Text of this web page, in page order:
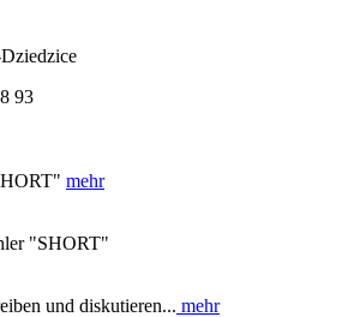
93
mehr
"SHORT"
und diskutieren... mehr